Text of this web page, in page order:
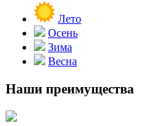
Лето
Осень
Зима
Весна
Наши преимущества